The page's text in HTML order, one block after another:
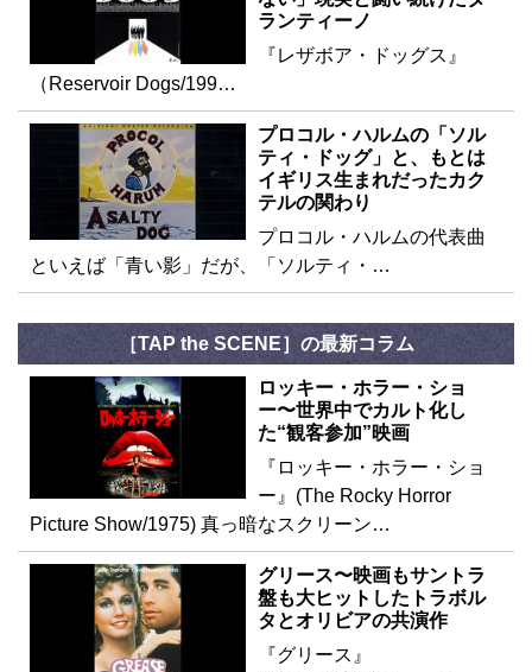
ランティーノ
『レザボア・ドッグス』
（Reservoir Dogs/199…
プロコル・ハルムの「ソル
ティ・ドッグ」と、もとは
イギリス生まれだったカク
テルの関わり
プロコル・ハルムの代表曲
といえば「青い影」だが、「ソルティ・…
［TAP the SCENE］の最新コラム
ロッキー・ホラー・ショ
ー〜世界中でカルト化し
た“観客参加”映画
『ロッキー・ホラー・ショ
ー』(The Rocky Horror
Picture Show/1975) 真っ暗なスクリーン…
グリース〜映画もサントラ
盤も大ヒットしたトラボル
タとオリビアの共演作
『グリース』